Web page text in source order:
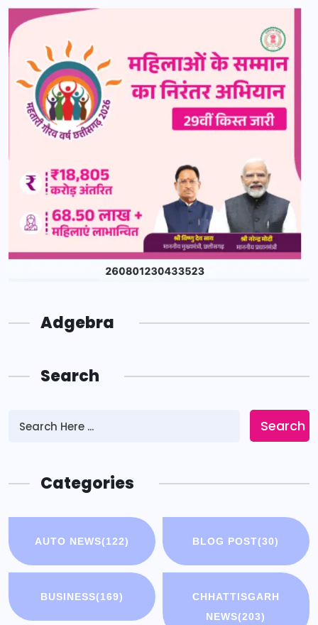
Adgebra
Search
Search
Categories
AUTO NEWS(122) BLOG POST(30)
BUSINESS(169)
CHHATTISGARH
NEWS(203)